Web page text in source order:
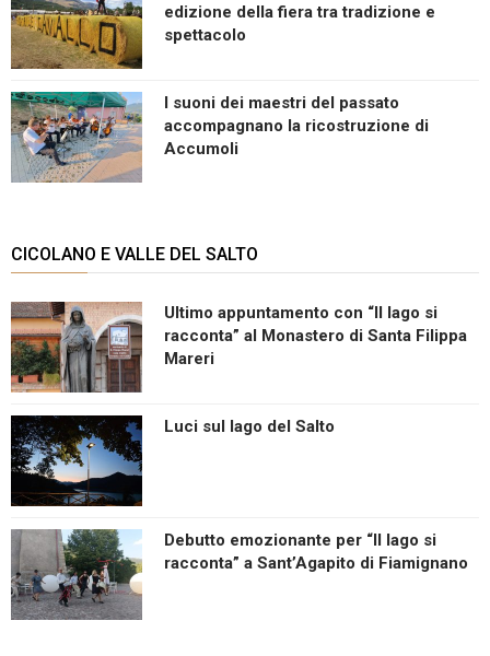
edizione della fiera tra tradizione e
spettacolo
I suoni dei maestri del passato
accompagnano la ricostruzione di
Accumoli
CICOLANO E VALLE DEL SALTO
Ultimo appuntamento con “Il lago si
racconta” al Monastero di Santa Filippa
Mareri
Luci sul lago del Salto
Debutto emozionante per “Il lago si
racconta” a Sant’Agapito di Fiamignano